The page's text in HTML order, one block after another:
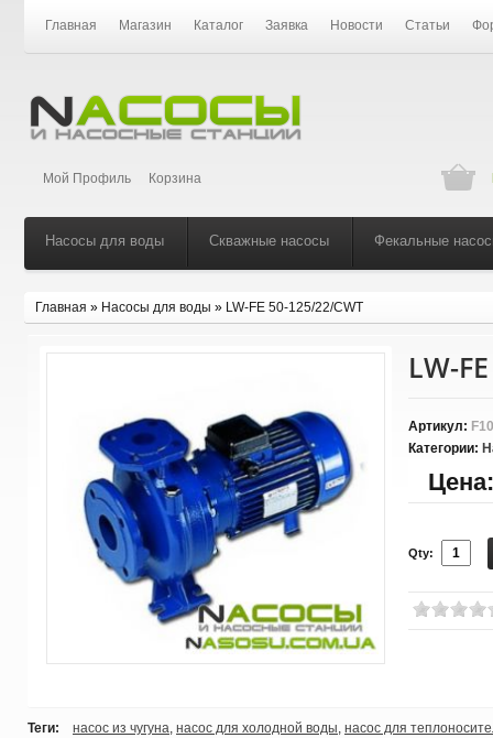
Главная Магазин Каталог Заявка Новости Статьи
Мой Профиль Корзина
Насосы для воды Скважные насосы Фекальные
Главная » Насосы для воды » LW-FE 50-125/22/CWT
LW-
Артикул:
Категории:
Цена:
Qty:
Теги: насос из чугуна, насос для холодной воды, насос для